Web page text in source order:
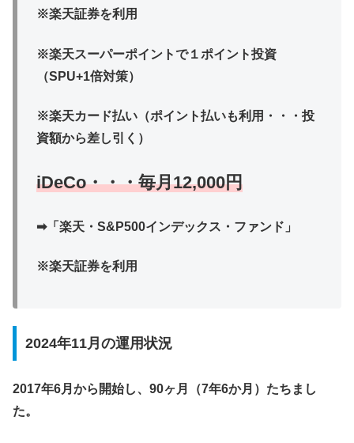
※楽天証券を利用
※楽天スーパーポイントで１ポイント投資
（SPU+1倍対策）
※楽天カード払い（ポイント払いも利用・・・投
資額から差し引く）
iDeCo・・・毎月12,000円
➡「楽天・S&P500インデックス・ファンド」
※楽天証券を利用
2024年11月の運用状況
2017年6月から開始し、90ヶ月（7年6か月）たちまし
た。